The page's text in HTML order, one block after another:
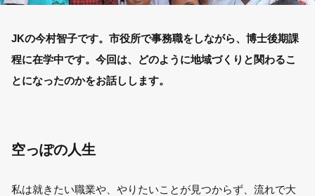
JKの今村智子です。市役所で事務職をしながら、博士後期課
程に在学中です。今回は、どのように地域づくりと関わるこ
とになったのかをお話しします。
空っぽの人生
私は就きたい職業や、やりたいことが見つからず、流れで大